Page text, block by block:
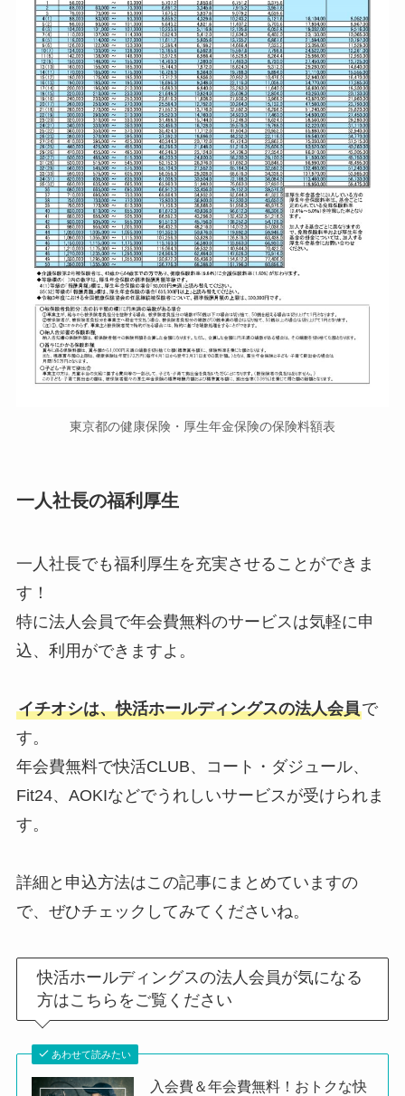
東京都の健康保険・厚生年金保険の保険料額表
一人社長の福利厚生
一人社長でも福利厚生を充実させることができま
す！
特に法人会員で年会費無料のサービスは気軽に申
込、利用ができますよ。
イチオシは、快活ホールディングスの法人会員で
す。
年会費無料で快活CLUB、コート・ダジュール、
Fit24、AOKIなどでうれしいサービスが受けられま
す。
詳細と申込方法はこの記事にまとめていますの
で、ぜひチェックしてみてくださいね。
快活ホールディングスの法人会員が気になる
方はこちらをご覧ください
あわせて読みたい
入会費＆年会費無料！おトクな快